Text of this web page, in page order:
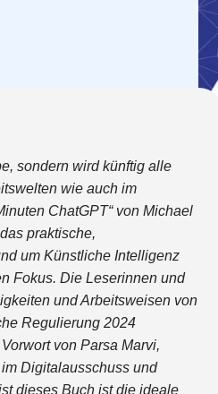
sondern wird künftig alle
wie auch im
ChatGPT“ von Michael
praktische,
um Künstliche Intelligenz
Fokus. Die Leserinnen und
und Arbeitsweisen von
Regulierung 2024
von Parsa Marvi,
Digitalausschuss und
dieses Buch ist die ideale